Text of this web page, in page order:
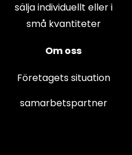
sälja individuellt eller i
små kvantiteter
Om oss
Företagets situation
samarbetspartner